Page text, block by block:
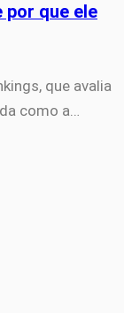
por que ele
que avalia
como a…